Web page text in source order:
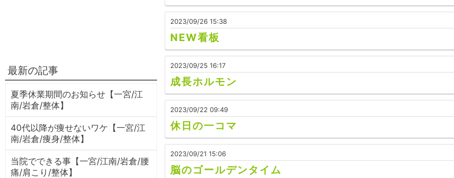
最新の記事
夏季休業期間のお知らせ【一宮/江
南/岩倉/整体】
40代以降が痩せないワケ【一宮/江
南/岩倉/痩身/整体】
当院でできる事【一宮/江南/岩倉/腰
痛/肩こり/整体】
2023/09/26 15:38
NEW看板
2023/09/25 16:17
成長ホルモン
2023/09/22 09:49
休日の一コマ
2023/09/21 15:06
脳のゴールデンタイム